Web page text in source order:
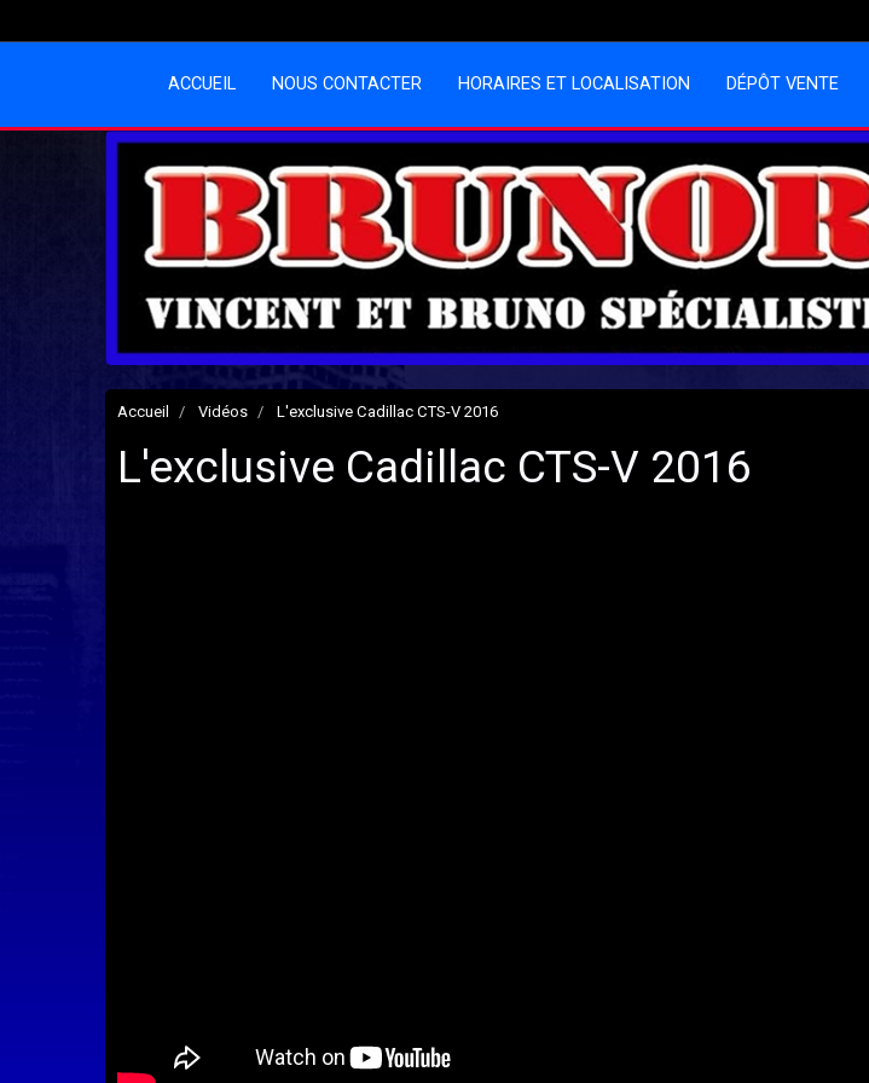
ACCUEIL NOUS CONTACTER HORAIRES ET LOCALISATION DÉPÔT VENTE
Accueil Vidéos L'exclusive Cadillac CTS-V 2016
L'exclusive Cadillac CTS-V 2016